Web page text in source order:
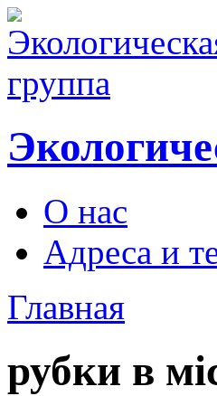
О нас
Адреса и
Главная
рубки в